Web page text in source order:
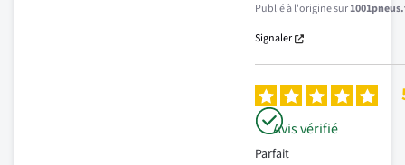
Publié à l'origine sur
Signaler
Avis vérifié
Parfait